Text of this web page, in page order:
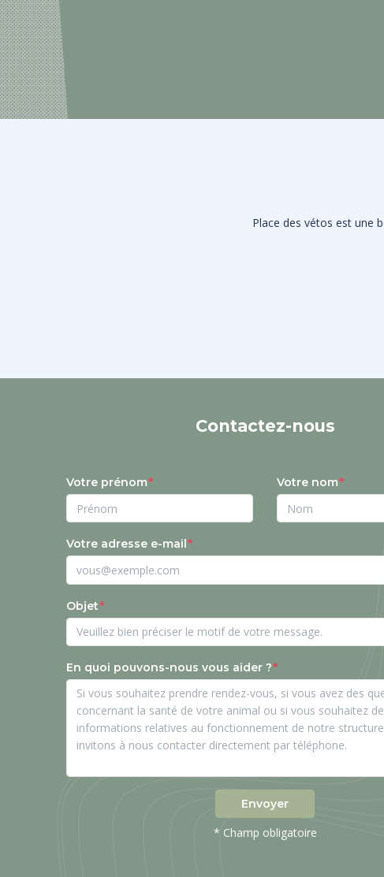
Place des vétos est une
Contactez-nous
Votre prénom Votre nom
Votre adresse e-mail
Objet
En quoi pouvons-nous vous aider ?
Envoyer
* Champ obligatoire